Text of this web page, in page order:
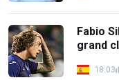
Fabio
grand
18:03